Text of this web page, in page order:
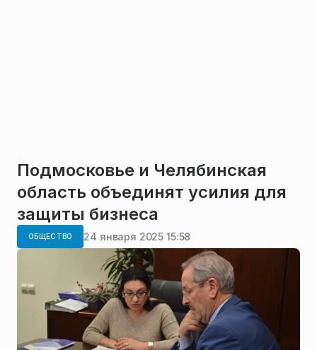
Подмосковье и Челябинская
область объединят усилия для
защиты бизнеса
ОБЩЕСТВО 24 января 2025 15:58